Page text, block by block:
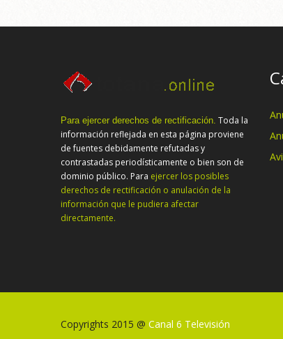
Para ejercer derechos de rectificación. Toda la
información reflejada en esta página proviene
de fuentes debidamente refutadas y
contrastadas periodísticamente o bien son de
dominio público. Para ejercer los posibles
derechos de rectificación o anulación de la
información que le pudiera afectar
directamente.
Copyrights 2015 @ Canal 6 Televisión